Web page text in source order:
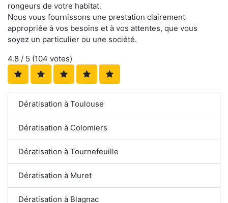
rongeurs de votre habitat.
Nous vous fournissons une prestation clairement
appropriée à vos besoins et à vos attentes, que vous
soyez un particulier ou une société.
4.8 / 5 (104 votes)
Dératisation à Toulouse
Dératisation à Colomiers
Dératisation à Tournefeuille
Dératisation à Muret
Dératisation à Blagnac